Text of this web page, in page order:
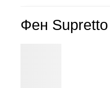
Фен